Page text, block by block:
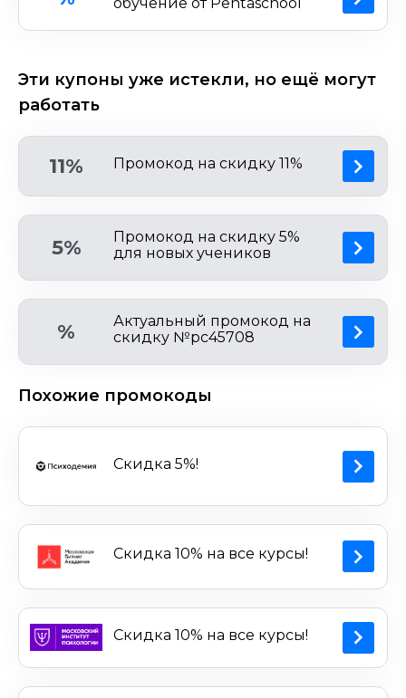
Эти купоны уже истекли, но ещё могут
работать
11% Промокод на скидку 11%
5%
Промокод на скидку 5%
для новых учеников
%
Актуальный промокод на
скидку №pc45708
Похожие промокоды
Скидка 5%!
Скидка 10% на все курсы!
Скидка 10% на все курсы!